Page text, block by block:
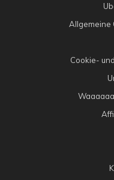
Allgemeine
Cookie-